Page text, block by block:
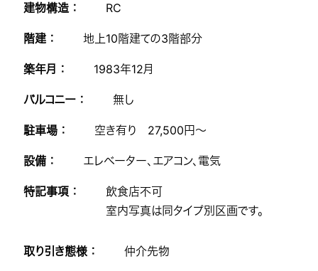
建物構造 ： RC
階建 ： 地上10階建ての3階部分
築年月 ： 1983年12月
バルコニー ： 無し
駐車場 ： 空き有り 27,500円～
設備 ： エレベーター、エアコン、電気
特記事項 ：
飲食店不可
室内写真は同タイプ別区画です。
取り引き態様 ： 仲介先物